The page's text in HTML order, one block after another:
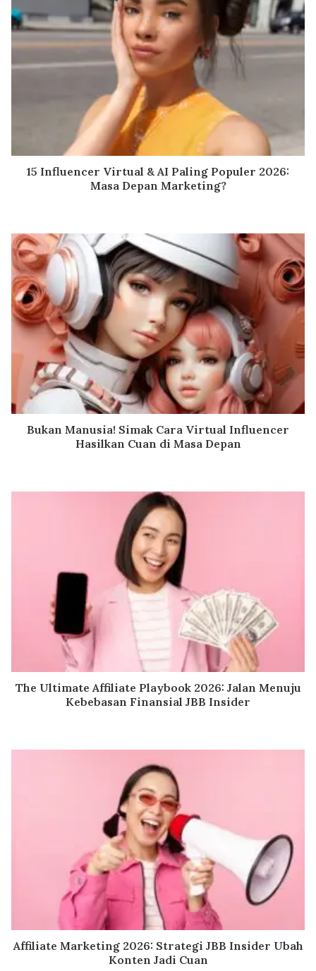
15 Influencer Virtual & AI Paling Populer 2026:
Masa Depan Marketing?
Bukan Manusia! Simak Cara Virtual Influencer
Hasilkan Cuan di Masa Depan
The Ultimate Affiliate Playbook 2026: Jalan Menuju
Kebebasan Finansial JBB Insider
Affiliate Marketing 2026: Strategi JBB Insider Ubah
Konten Jadi Cuan